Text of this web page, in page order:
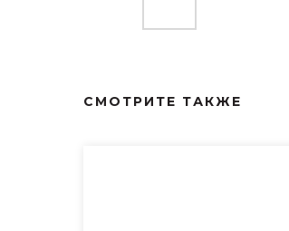
СМОТРИТЕ ТАКЖЕ